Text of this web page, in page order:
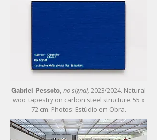
Gabriel Pessoto, no signal, 2023/2024. Natural
wool tapestry on carbon steel structure. 55 x
72 cm. Photos: Estúdio em Obra.